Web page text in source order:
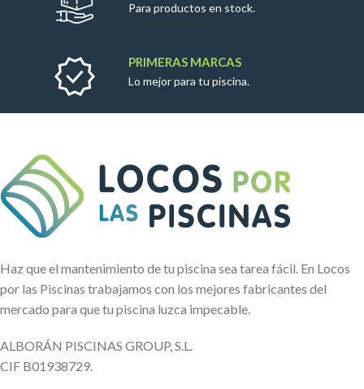
Para productos en stock.
PRIMERAS MARCAS
Lo mejor para tu piscina.
Haz que el mantenimiento de tu piscina sea tarea fácil. En Locos
por las Piscinas trabajamos con los mejores fabricantes del
mercado para que tu piscina luzca impecable.
ALBORÁN PISCINAS GROUP, S.L.
CIF B01938729.